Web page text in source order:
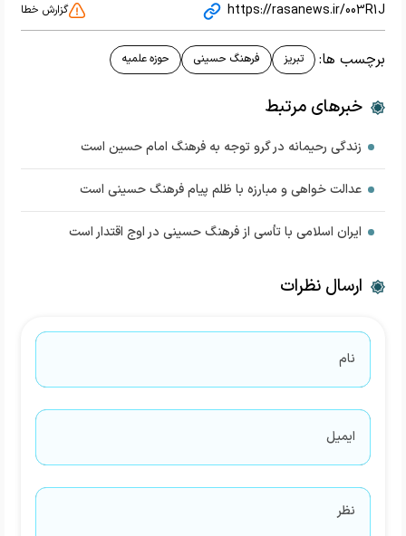
https://rasanews.ir/003R1J گزارش خطا
برچسب ها: تبریز فرهنگ حسینی حوزه علمیه
خبرهای مرتبط
زندگی رحیمانه در گرو توجه به فرهنگ امام حسین است
عدالت خواهی و مبارزه با ظلم پیام فرهنگ حسینی است
ایران اسلامی با تأسی از فرهنگ حسینی در اوج اقتدار است
ارسال نظرات